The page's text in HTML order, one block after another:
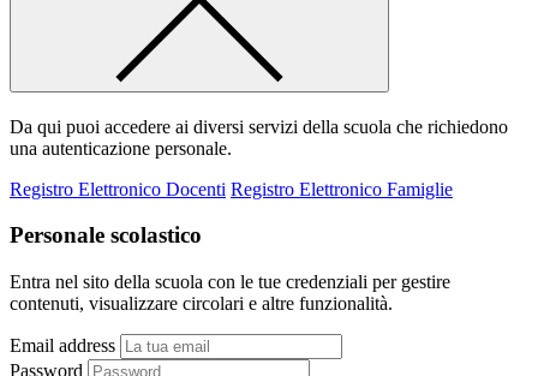
Da qui puoi accedere ai diversi servizi della scuola che richiedono
una autenticazione personale.
Registro Elettronico Docenti Registro Elettronico Famiglie
Personale scolastico
Entra nel sito della scuola con le tue credenziali per gestire
contenuti, visualizzare circolari e altre funzionalità.
Email address
Password